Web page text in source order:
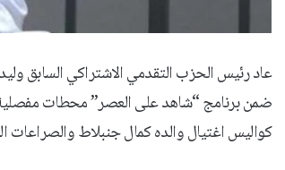
عاد رئيس الحزب التقدمي الاشتراكي السابق
ضمن برنامج “شاهد على العصر” محطات مفصلية
كواليس اغتيال والده كمال جنبلاط والصراعات